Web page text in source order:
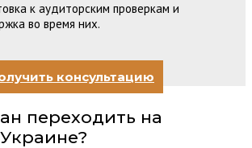
к аудиторским проверкам и
во время них.
консультацию
переходить на